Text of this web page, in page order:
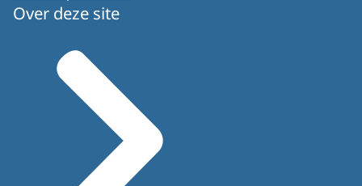
Over deze site